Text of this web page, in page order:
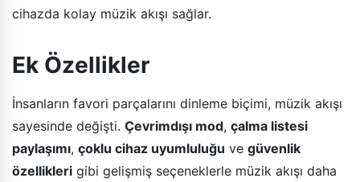
cihazda kolay müzik akışı sağlar.
Ek Özellikler
İnsanların favori parçalarını dinleme biçimi, müzik akışı
sayesinde değişti. Çevrimdışı mod, çalma listesi
paylaşımı, çoklu cihaz uyumluluğu ve güvenlik
özellikleri gibi gelişmiş seçeneklerle müzik akışı daha